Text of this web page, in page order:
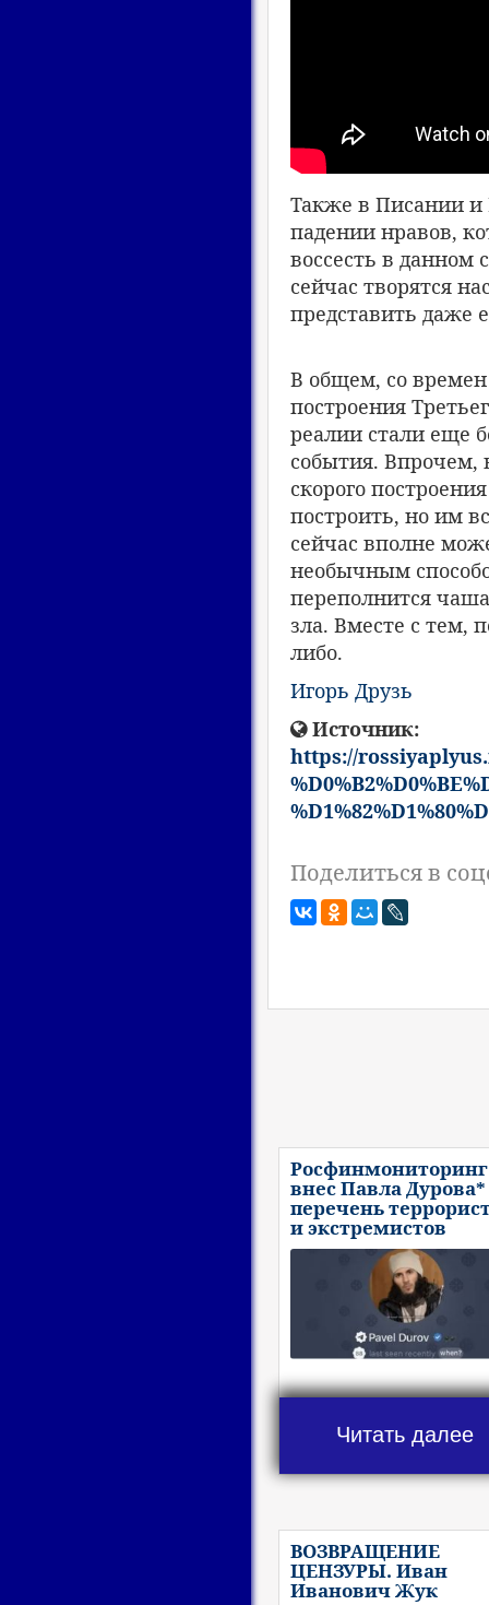
Также в Писании и
падении нравов,
воссесть в данном
сейчас творятся
представить даже
В общем, со времен
построения
реалии стали еще
события. Впрочем,
скорого
построить, но им
сейчас вполне
необычным
переполнится
зла. Вместе с тем,
либо.
Игорь Друзь
Источник:
https://
Поделиться в
Росфинмониторинг
внес Павла
перечень
и экстремистов
Читать далее
ВОЗВРАЩЕНИЕ
ЦЕНЗУРЫ. Иван
Иванович Жук